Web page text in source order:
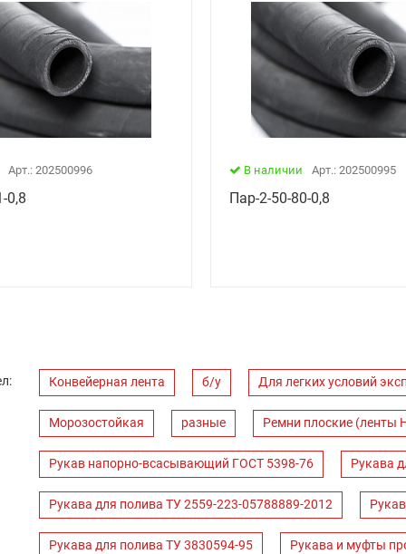
Арт.: 202500996
0,8
В наличии Арт.: 202500995
Пар-2-50-80-0,8
Конвейерная лента б/у Для легких условий
Морозостойкая разные Ремни плоские (ленты
Рукав напорно-всасывающий ГОСТ 5398-76 Рукава
Рукава для полива ТУ 2559-223-05788889-2012
Рукава для полива ТУ 3830594-95 Рукава и муфты